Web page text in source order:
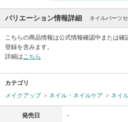
バリエーション情報詳細 ネイルパーツ
こちらの商品情報は公式情報確認中または
登録を含みます。
詳細はこちら
カテゴリ
メイクアップ
ネイル・ネイルケア ネイ
発売日 -